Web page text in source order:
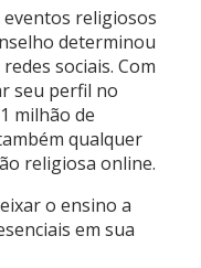
eventos religiosos
determinou
sociais. Com
seu perfil no
milhão de
qualquer
religiosa online.
o ensino a
em sua